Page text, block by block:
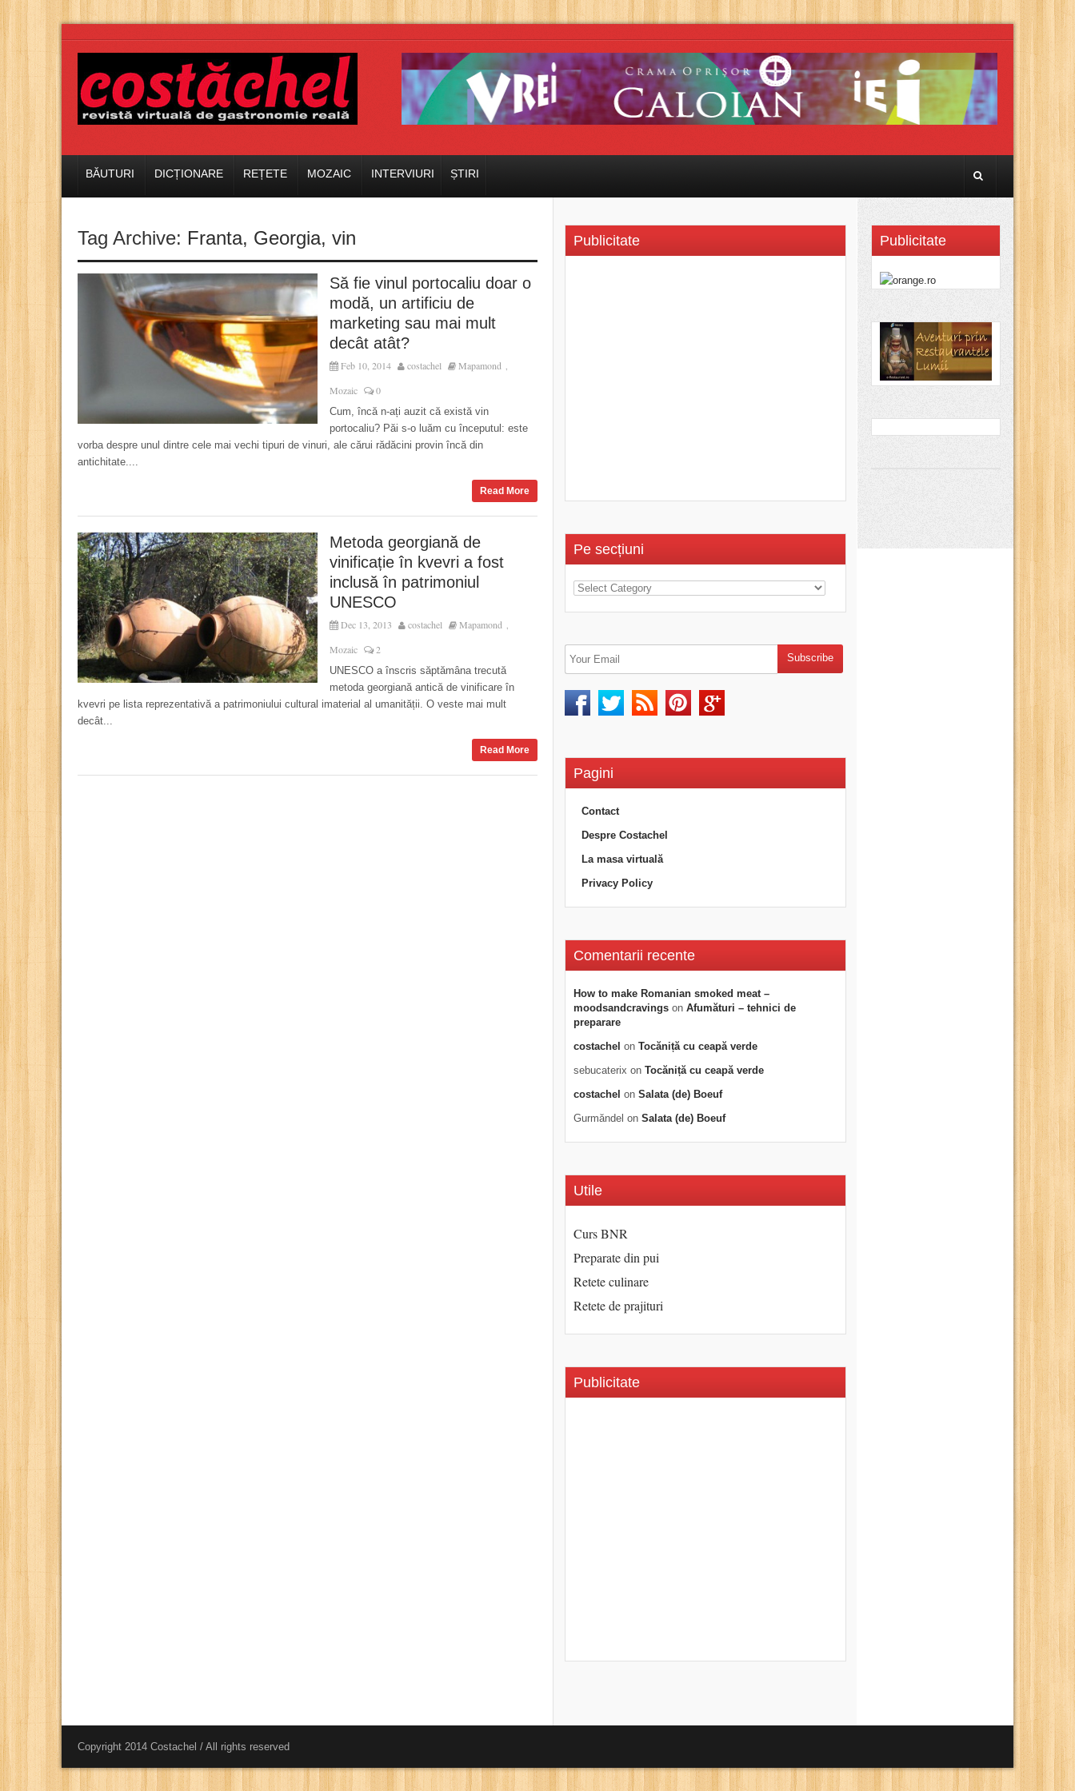
BĂUTURI DICȚIONARE REȚETE MOZAIC INTERVIURI ȘTIRI
Tag Archive: Franta, Georgia, vin
Să fie vinul portocaliu doar o
modă, un artificiu de
marketing sau mai mult
decât atât?
Feb 10, 2014 costachel Mapamond ,
Mozaic 0
Cum, încă n-ați auzit că există vin
portocaliu? Păi s-o luăm cu începutul: este
vorba despre unul dintre cele mai vechi tipuri de vinuri, ale cărui rădăcini provin încă din
antichitate....
Read More
Metoda georgiană de
vinificație în kvevri a fost
inclusă în patrimoniul
UNESCO
Dec 13, 2013 costachel Mapamond ,
Mozaic 2
UNESCO a înscris săptămâna trecută
metoda georgiană antică de vinificare în
kvevri pe lista reprezentativă a patrimoniului cultural imaterial al umanității. O veste mai mult
decât...
Read More
Publicitate
Pe secțiuni
Pagini
Contact
Despre Costachel
La masa virtuală
Privacy Policy
Comentarii recente
How to make Romanian smoked meat –
moodsandcravings on Afumături – tehnici de
preparare
costachel on Tocăniță cu ceapă verde
sebucaterix on Tocăniță cu ceapă verde
costachel on Salata (de) Boeuf
Gurmăndel on Salata (de) Boeuf
Utile
Curs BNR
Preparate din pui
Retete culinare
Retete de prajituri
Publicitate
Publicitate
Copyright 2014 Costachel / All rights reserved